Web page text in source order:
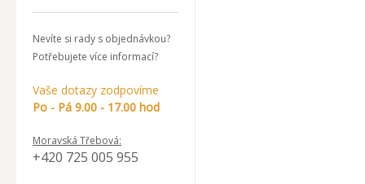
Nevíte si rady s objednávkou?
Potřebujete více informací?
Vaše dotazy zodpovíme
Po - Pá 9.00 - 17.00 hod
Moravská Třebová:
+420 725 005 955